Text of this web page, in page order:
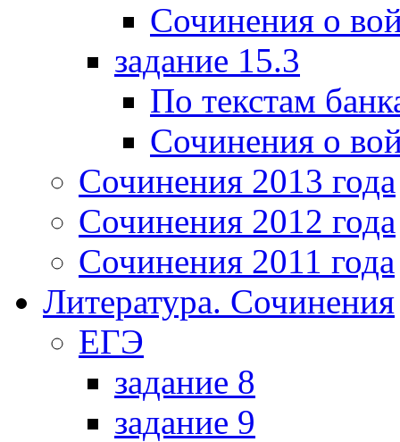
Сочинения о
задание 15.3
По текстам
Сочинения о
Сочинения 2013 года
Сочинения 2012 года
Сочинения 2011 года
Литература. Сочинения
ЕГЭ
задание 8
задание 9